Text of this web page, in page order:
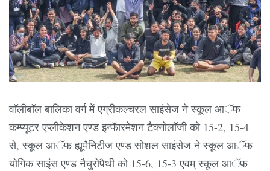
वाॅलीबाॅल बालिका वर्ग में एग्रीकल्चरल साइंसेज ने स्कूल आॅफ
कम्प्यूटर एप्लीकेशन एण्ड इन्फॅारमेशन टैक्नोलाॅजी को 15-2, 15-4
से, स्कूल आॅफ ह्यूमैनिटीज एण्ड सोशल साइंसेज ने स्कूल आॅफ
योगिक साइंस एण्ड नैचुरोपैथी को 15-6, 15-3 एवम् स्कूल आॅफ